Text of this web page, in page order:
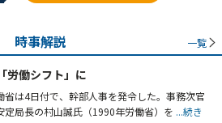
時事解説 一覧
労働シフト」に
は4日付で、幹部人事を発令した。事務次官
定局長の村山誠氏（1990年労働省）を ...続き